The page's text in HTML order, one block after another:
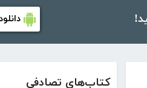
کتاب‌های تصادفی